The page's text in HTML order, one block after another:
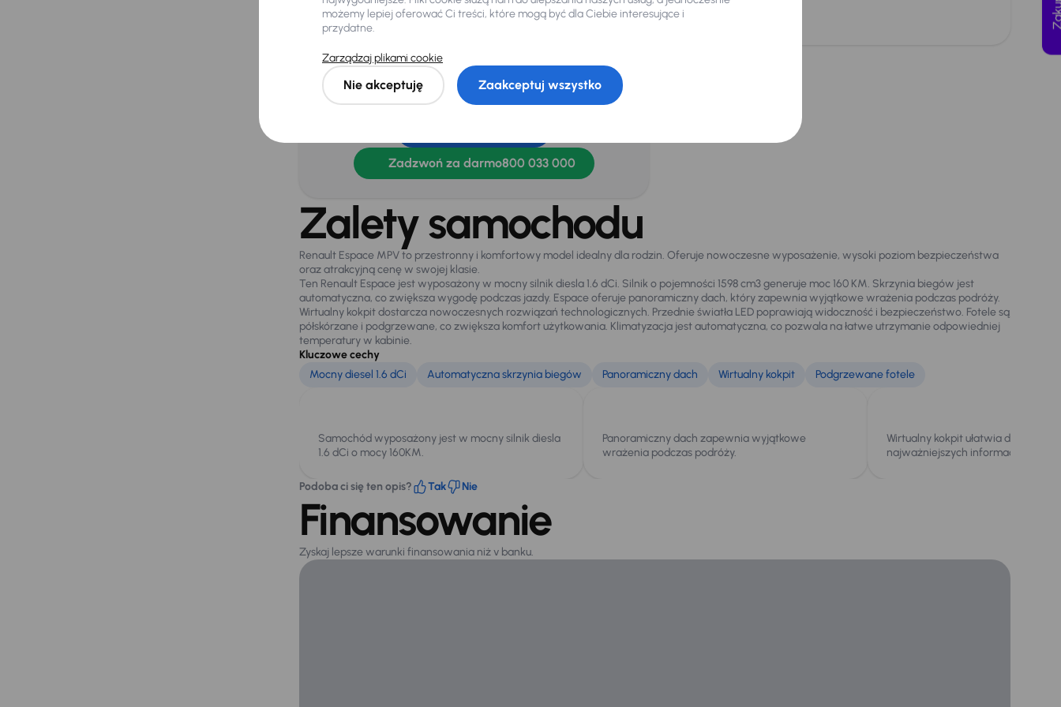
Relingi dachowe
Potrzebujesz jeszcze więcej informacji o
samochodzie?
Zadzwoń za darmo800 033 000
Zalety samochodu
Renault Espace MPV to przestronny i komfortowy model idealny dla rodzin. Oferuje nowoczesne wyposażenie, wysoki poziom bezpieczeństwa
oraz atrakcyjną cenę w swojej klasie.
Ten Renault Espace jest wyposażony w mocny silnik diesla 1.6 dCi. Silnik o pojemności 1598 cm3 generuje moc 160 KM. Skrzynia biegów jest
automatyczna, co zwiększa wygodę podczas jazdy. Espace oferuje panoramiczny dach, który zapewnia wyjątkowe wrażenia podczas podróży.
Wirtualny kokpit dostarcza nowoczesnych rozwiązań technologicznych. Przednie światła LED poprawiają widoczność i bezpieczeństwo. Fotele są
półskórzane i podgrzewane, co zwiększa komfort użytkowania. Klimatyzacja jest automatyczna, co pozwala na łatwe utrzymanie odpowiedniej
temperatury w kabinie.
Kluczowe cechy
Mocny diesel 1.6 dCi
Automatyczna skrzynia biegów Panoramiczny dach Wirtualny kokpit Podgrzewane fotele
Samochód wyposażony jest w mocny silnik diesla
1.6 dCi o mocy 160KM.
Panoramiczny dach zapewnia wyjątkowe
wrażenia podczas podróży.
Wirtualny kokpit ułatwia dostęp do
najważniejszych informacji
Podoba ci się ten opis? Tak Nie
Finansowanie
Zyskaj lepsze warunki finansowania niż v banku.
możemy lepiej oferować Ci treści, które mogą być dla Ciebie interesujące i
przydatne.
Zarządzaj plikami cookie
Nie akceptuję Zaakceptuj wszystko